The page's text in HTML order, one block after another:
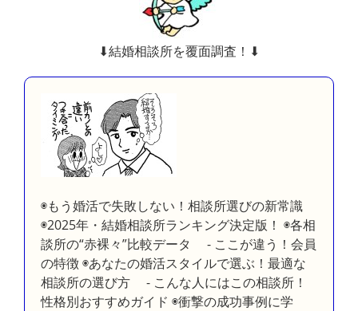
⬇︎結婚相談所を覆面調査！⬇︎
◉もう婚活で失敗しない！相談所選びの新常識
◉2025年・結婚相談所ランキング決定版！ ◉各相
談所の“赤裸々”比較データ - ここが違う！会員
の特徴 ◉あなたの婚活スタイルで選ぶ！最適な
相談所の選び方 - こんな人にはこの相談所！
性格別おすすめガイド ◉衝撃の成功事例に学